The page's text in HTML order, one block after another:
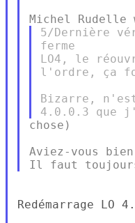
5/Dernière
ferme
LO4, le
l'ordre, ça
Bizarre,
chose)
Aviez-vous
Redémarrage